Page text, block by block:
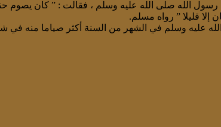
الله صلى الله عليه وسلم ، فقالت : ” كان يصوم
قليلا ” رواه مسلم.
عليه وسلم في الشهر من السنة أكثر صياما منه في